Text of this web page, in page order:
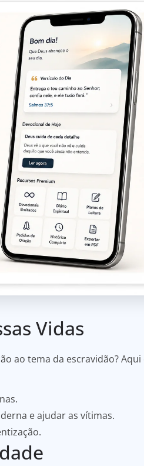
Vidas
ao tema da escravidão? Aqui
e ajudar as vítimas.